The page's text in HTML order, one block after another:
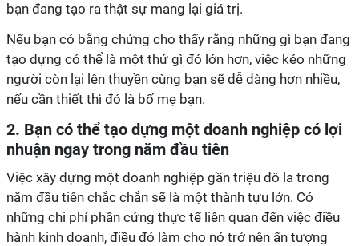
bạn đang tạo ra thật sự mang lại giá trị.
Nếu bạn có bằng chứng cho thấy rằng những gì bạn đang
tạo dựng có thể là một thứ gì đó lớn hơn, việc kéo những
người còn lại lên thuyền cùng bạn sẽ dễ dàng hơn nhiều,
nếu cần thiết thì đó là bố mẹ bạn.
2. Bạn có thể tạo dựng một doanh nghiệp có lợi
nhuận ngay trong năm đầu tiên
Việc xây dựng một doanh nghiệp gần triệu đô la trong
năm đầu tiên chắc chắn sẽ là một thành tựu lớn. Có
những chi phí phần cứng thực tế liên quan đến việc điều
hành kinh doanh, điều đó làm cho nó trở nên ấn tượng